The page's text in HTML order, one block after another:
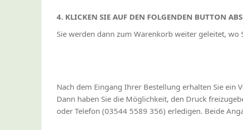
4. KLICKEN SIE AUF DEN FOLGENDEN BUTTON
Sie werden dann zum Warenkorb weiter geleitet,
Nach dem Eingang Ihrer Bestellung erhalten Sie ein
Dann haben Sie die Möglichkeit, den Druck
oder Telefon (03544 5589 356) erledigen. Beide